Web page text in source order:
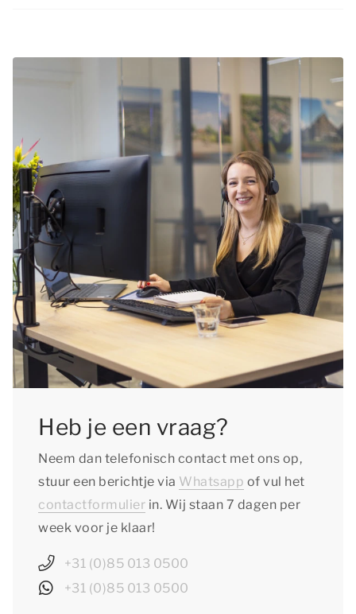
Heb je een vraag?
Neem dan telefonisch contact met ons op,
stuur een berichtje via Whatsapp of vul het
contactformulier in. Wij staan 7 dagen per
week voor je klaar!
+31 (0)85 013 0500
+31 (0)85 013 0500